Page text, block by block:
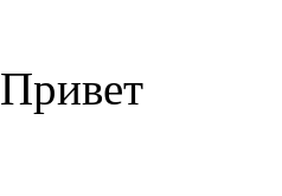
Привет